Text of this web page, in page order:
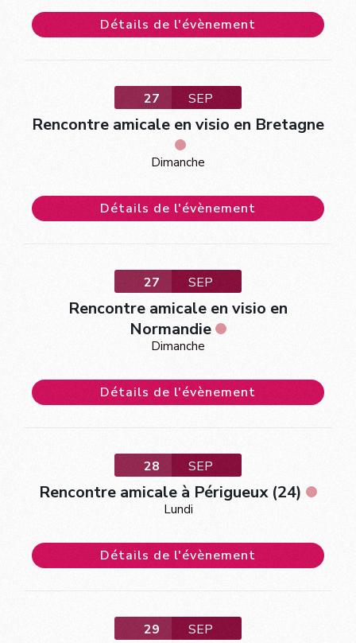
Détails de l'évènement
27 SEP
Rencontre amicale en visio en Bretagne
Dimanche
Détails de l'évènement
27 SEP
Rencontre amicale en visio en
Normandie
Dimanche
Détails de l'évènement
28 SEP
Rencontre amicale à Périgueux (24)
Lundi
Détails de l'évènement
29 SEP